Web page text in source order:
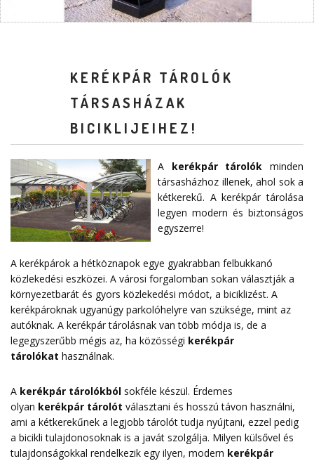
KERÉKPÁR TÁROLÓK
TÁRSASHÁZAK
BICIKLIJEIHEZ!
A kerékpár tárolók minden
társasházhoz illenek, ahol sok a
kétkerekű. A kerékpár tárolása
legyen modern és biztonságos
egyszerre!
A kerékpárok a hétköznapok egye gyakrabban felbukkanó
közlekedési eszközei. A városi forgalomban sokan választják a
környezetbarát és gyors közlekedési módot, a biciklizést. A
kerékpároknak ugyanúgy parkolóhelyre van szüksége, mint az
autóknak. A kerékpár tárolásnak van több módja is, de a
legegyszerűbb mégis az, ha közösségi kerékpár
tárolókat használnak.
A kerékpár tárolókból sokféle készül. Érdemes
olyan kerékpár tárolót választani és hosszú távon használni,
ami a kétkerekűnek a legjobb tárolót tudja nyújtani, ezzel pedig
a bicikli tulajdonosoknak is a javát szolgálja. Milyen külsővel és
tulajdonságokkal rendelkezik egy ilyen, modern kerékpár